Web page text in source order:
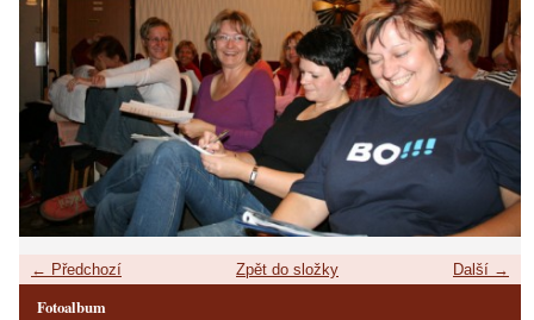
← Předchozí Další →
Zpět do složky
Fotoalbum